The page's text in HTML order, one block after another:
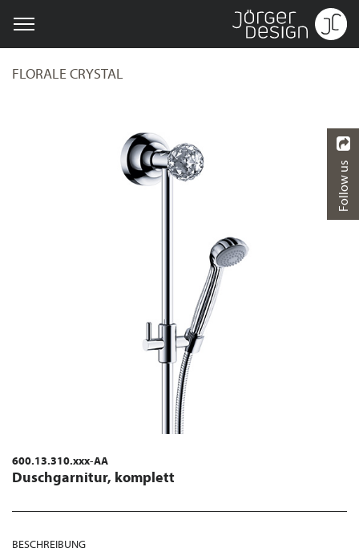
FLORALE CRYSTAL
600.13.310.xxx-AA
Duschgarnitur, komplett
BESCHREIBUNG
Follow us